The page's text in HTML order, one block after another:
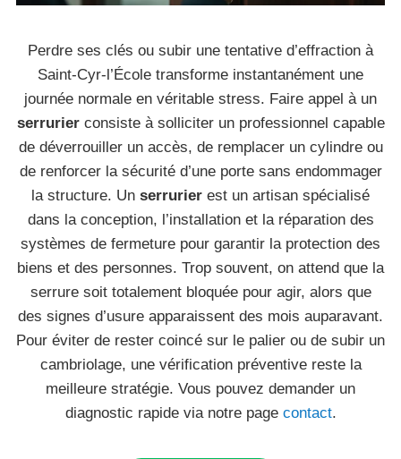
Perdre ses clés ou subir une tentative d’effraction à
Saint-Cyr-l’École transforme instantanément une
journée normale en véritable stress. Faire appel à un
serrurierconsiste à solliciter un professionnel capable
de déverrouiller un accès, de remplacer un cylindre ou
de renforcer la sécurité d’une porte sans endommager
la structure. Un serrurier est un artisan spécialisé
dans la conception, l’installation et la réparation des
systèmes de fermeture pour garantir la protection des
biens et des personnes. Trop souvent, on attend que la
serrure soit totalement bloquée pour agir, alors que
des signes d’usure apparaissent des mois auparavant.
Pour éviter de rester coincé sur le palier ou de subir un
cambriolage, une vérification préventive reste la
meilleure stratégie. Vous pouvez demander un
diagnostic rapide via notre page contact.